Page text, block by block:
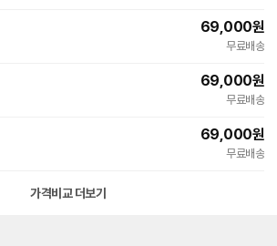
69,000원
무료배송
69,000원
무료배송
69,000원
무료배송
가격비교 더보기